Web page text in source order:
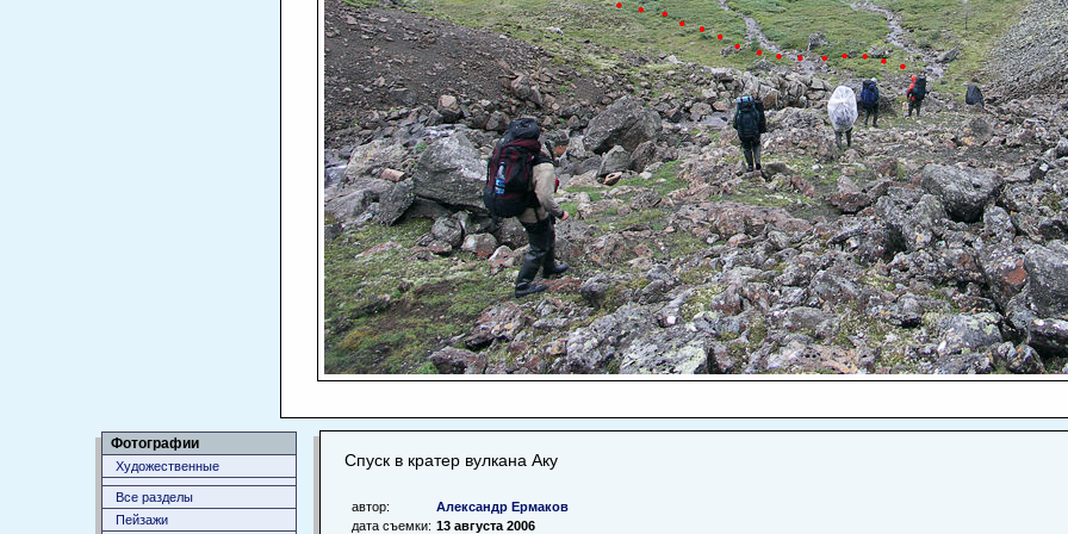
Фотографии
Художественные
Все разделы
Пейзажи
Спуск в кратер вулкана Аку
автор:
Александр Ермаков
дата съемки: 13 августа 2006